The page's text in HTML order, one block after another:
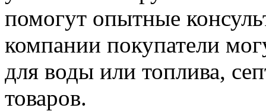
помогут опытные
компании покупатели
для воды или топлива,
товаров.